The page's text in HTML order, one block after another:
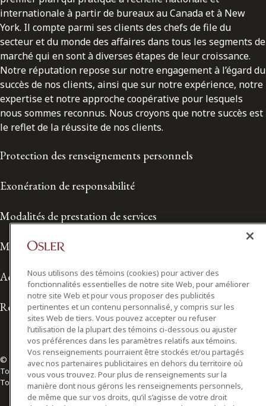
internationale à partir de bureaux au Canada et à New
York. Il compte parmi ses clients des chefs de file du
secteur et du monde des affaires dans tous les segments de
marché qui en sont à diverses étapes de leur croissance.
Notre réputation repose sur notre engagement à l’égard du
succès de nos clients, ainsi que sur notre expérience, notre
expertise et notre approche coopérative pour lesquels
nous sommes reconnus. Nous croyons que notre succès est
le reflet de la réussite de nos clients.
Protection des renseignements personnels
Exonération de responsabilité
Modalités de prestation de services
Modalités d'utilisation
Accessibilité
Relations avec les médias
© 2026 Osler, Hoskin & Harcourt S.E.N.C.R.L./s.r.l.
Tous droits réservés
Toronto | Montréal | Calgary | Vancouver | Ottawa | New York
Nous utilisons des témoins (cookies) pour activer des
fonctionnalités essentielles de notre site Web, pour améliorer
notre site Web et pour vous proposer des publicités
pertinentes et un contenu personnalisé, y compris sur les
sites Web de tiers. Vous pouvez accepter ou refuser
l’utilisation de la plupart des témoins ci-dessous ou ajuster
vos préférences dans les paramètres relatifs aux témoins.
Vos renseignements pourraient être stockés et/ou partagés
avec nos partenaires publicitaires en dehors du territoire où
vous vous trouvez. Pour plus de renseignements sur la
manière dont nous gérons les renseignements personnels,
de même que sur vos droits, qu’il s’agisse de votre droit